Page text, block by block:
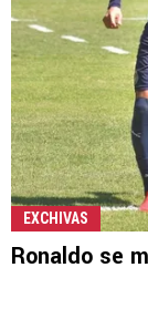
EXCHIVAS
Ronaldo se